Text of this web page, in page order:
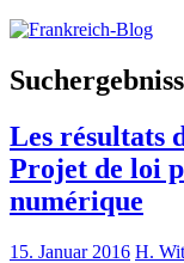
Les résultats
Projet de loi
numérique
15. Januar 2016 H.